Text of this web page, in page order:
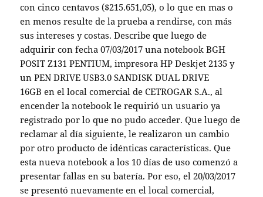
con cinco centavos ($215.651,05), o lo que en mas o
en menos resulte de la prueba a rendirse, con más
sus intereses y costas. Describe que luego de
adquirir con fecha 07/03/2017 una notebook BGH
POSIT Z131 PENTIUM, impresora HP Deskjet 2135 y
un PEN DRIVE USB3.0 SANDISK DUAL DRIVE
16GB en el local comercial de CETROGAR S.A., al
encender la notebook le requirió un usuario ya
registrado por lo que no pudo acceder. Que luego de
reclamar al día siguiente, le realizaron un cambio
por otro producto de idénticas características. Que
esta nueva notebook a los 10 días de uso comenzó a
presentar fallas en su batería. Por eso, el 20/03/2017
se presentó nuevamente en el local comercial,